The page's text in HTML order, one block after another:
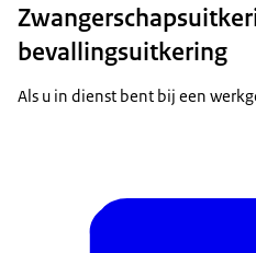
bevallingsuitkering
Als u in dienst bent bij een